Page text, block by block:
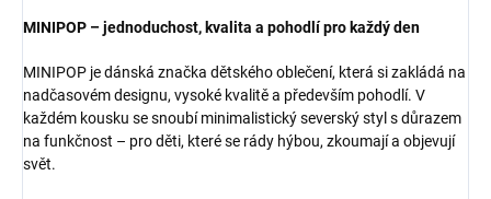
MINIPOP – jednoduchost, kvalita a pohodlí pro každý den
MINIPOP je dánská značka dětského oblečení, která si zakládá na
nadčasovém designu, vysoké kvalitě a především pohodlí. V
každém kousku se snoubí minimalistický severský styl s důrazem
na funkčnost – pro děti, které se rády hýbou, zkoumají a objevují
svět.